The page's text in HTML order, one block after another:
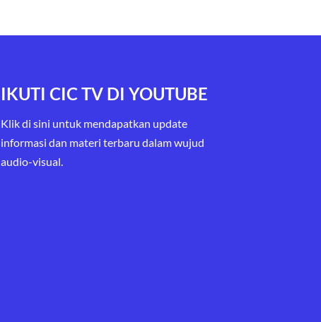
IKUTI CIC TV DI YOUTUBE
Klik di sini untuk mendapatkan update
informasi dan materi terbaru dalam wujud
audio-visual.